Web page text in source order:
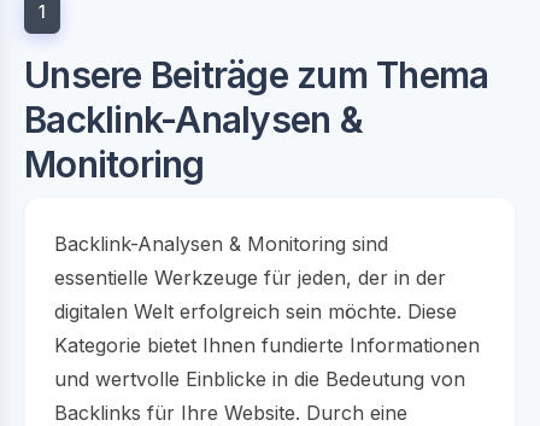
1
Unsere Beiträge zum Thema
Backlink-Analysen &
Monitoring
Backlink-Analysen & Monitoring sind
essentielle Werkzeuge für jeden, der in der
digitalen Welt erfolgreich sein möchte. Diese
Kategorie bietet Ihnen fundierte Informationen
und wertvolle Einblicke in die Bedeutung von
Backlinks für Ihre Website. Durch eine